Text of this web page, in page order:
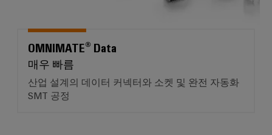
OMNIMATE® Data
매우 빠름
산업 설계의 데이터 커넥터와 소켓 및 완전 자동화
SMT 공정